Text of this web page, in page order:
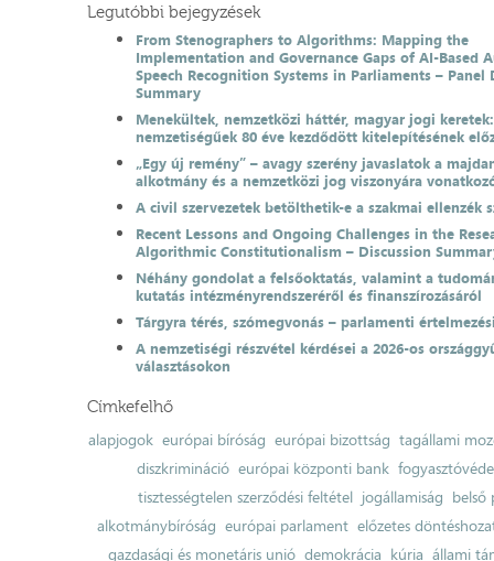
Legutóbbi bejegyzések
From Stenographers to Algorithms: Mapping the
Implementation and Governance Gaps of AI-Based
Speech Recognition Systems in Parliaments – Panel
Summary
Menekültek, nemzetközi háttér, magyar jogi
nemzetiségűek 80 éve kezdődött kitelepítésének
„Egy új remény” – avagy szerény javaslatok a
alkotmány és a nemzetközi jog viszonyára
A civil szervezetek betölthetik-e a szakmai ellenzék
Recent Lessons and Ongoing Challenges in the
Algorithmic Constitutionalism – Discussion
Néhány gondolat a felsőoktatás, valamint a
kutatás intézményrendszeréről és finanszírozásáról
Tárgyra térés, szómegvonás – parlamenti
A nemzetiségi részvétel kérdései a 2026-os
választásokon
Címkefelhő
alapjogok európai bíróság európai bizottság tagállami
diszkrimináció európai központi bank
tisztességtelen szerződési feltétel jogállamiság belső
alkotmánybíróság európai parlament előzetes
gazdasági és monetáris unió demokrácia kúria állami